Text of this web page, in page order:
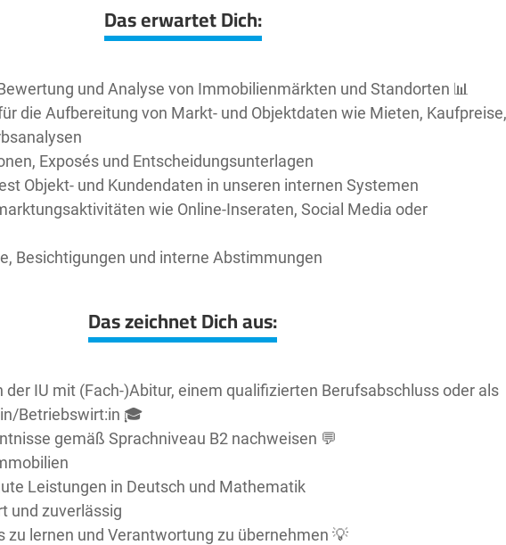
Das erwartet Dich:
und Analyse von Immobilienmärkten und Standorten 📊
die Aufbereitung von Markt- und Objektdaten wie Mieten, Kaufpreise,
Exposés und Entscheidungsunterlagen
Objekt- und Kundendaten in unseren internen Systemen
wie Online-Inseraten, Social Media oder
Besichtigungen und interne Abstimmungen
Das zeichnet Dich aus:
der IU mit (Fach-)Abitur, einem qualifizierten Berufsabschluss oder als
Betriebswirt:in 🎓
gemäß Sprachniveau B2 nachweisen 💬
Leistungen in Deutsch und Mathematik
und zuverlässig
zu lernen und Verantwortung zu übernehmen 💡